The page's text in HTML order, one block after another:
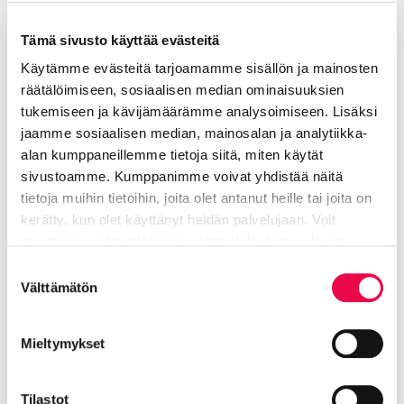
Tämä sivusto käyttää evästeitä
Käytämme evästeitä tarjoamamme sisällön ja mainosten
räätälöimiseen, sosiaalisen median ominaisuuksien
tukemiseen ja kävijämäärämme analysoimiseen. Lisäksi
jaamme sosiaalisen median, mainosalan ja analytiikka-
alan kumppaneillemme tietoja siitä, miten käytät
sivustoamme. Kumppanimme voivat yhdistää näitä
tietoja muihin tietoihin, joita olet antanut heille tai joita on
kerätty, kun olet käyttänyt heidän palvelujaan. Voit
valinta
Välttämätön
Mieltymykset
Tilastot
Rantsi Markus
Liikuntapäällikkö
Tekninen toimiala
040 485 4605
markus.rantsi@riihimaki.fi